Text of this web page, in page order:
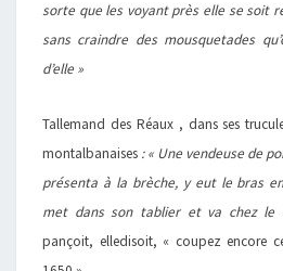
sorte que les voyant près elle se soit
sans craindre des mousquetades
d’elle »
Tallemand des Réaux , dans ses
montalbanaises : « Une vendeuse de
présenta à la brèche, y eut le bras
met dans son tablier et va chez le
pançoit, elledisoit, « coupez encore